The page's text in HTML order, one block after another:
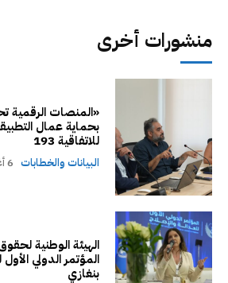
منشورات أخرى
«المنصات الرقمية
بحماية عمال
للاتفاقية 193
البيانات والخطابات 6 أغسطس، 2026
الهيئة الوطنية
المؤتمر الدولي
بنغازي